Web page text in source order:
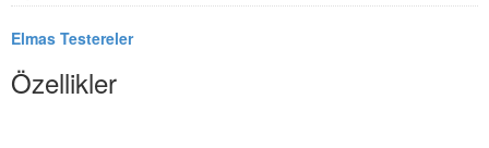
Elmas Testereler
Özellikler